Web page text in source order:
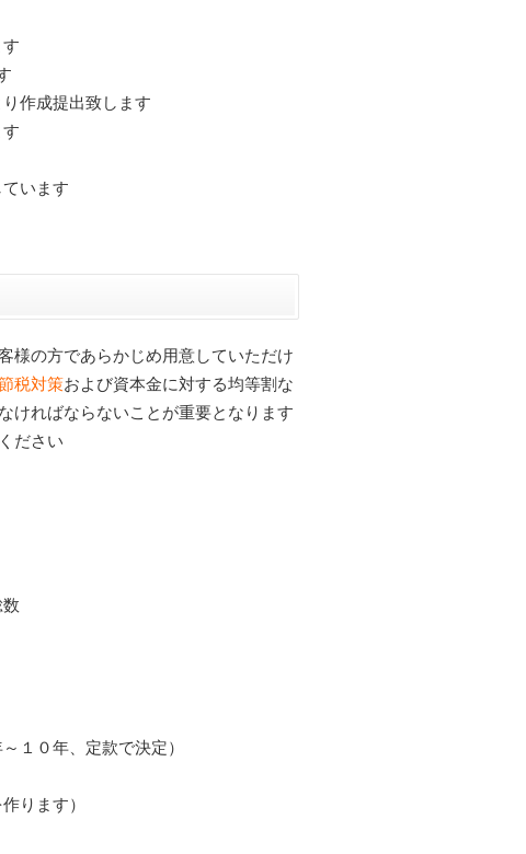
作成提出致します
います
様の方であらかじめ用意していただけ
税対策および資本金に対する均等割な
ければならないことが重要となります
ださい
１０年、定款で決定）
ります）